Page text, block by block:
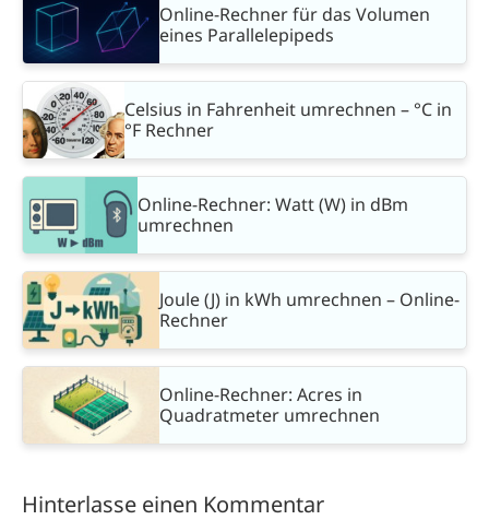
Online-Rechner für das Volumen
eines Parallelepipeds
Celsius in Fahrenheit umrechnen – °C in
°F Rechner
Online-Rechner: Watt (W) in dBm
umrechnen
Joule (J) in kWh umrechnen – Online-
Rechner
Online-Rechner: Acres in
Quadratmeter umrechnen
Hinterlasse einen Kommentar